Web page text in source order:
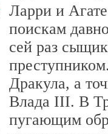
Ларри и
поискам
сей раз
Дракула, а
Влада III. В
пугающим